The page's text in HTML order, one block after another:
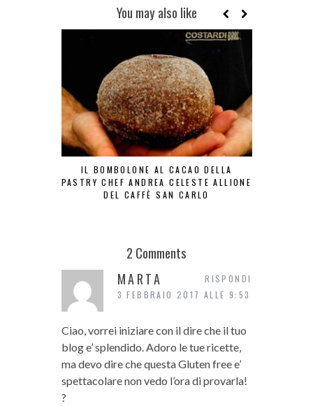
You may also like
IL BOMBOLONE AL CACAO DELLA
PASTRY CHEF ANDREA CELESTE ALLIONE
DEL CAFFÈ SAN CARLO
2 Comments
MARTA
3 FEBBRAIO 2017 ALLE 9:53
Ciao, vorrei iniziare con il dire che il tuo
blog e’ splendido. Adoro le tue ricette,
ma devo dire che questa Gluten free e’
spettacolare non vedo l’ora di provarla!
?
RISPONDI